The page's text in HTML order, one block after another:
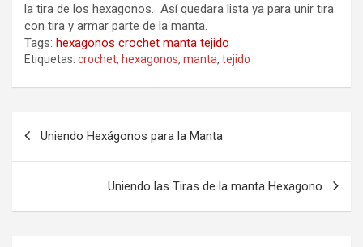
la tira de los hexagonos. Así quedara lista ya para unir tira
con tira y armar parte de la manta.
Tags: hexagonos crochet manta tejido
Etiquetas: crochet, hexagonos, manta, tejido
Uniendo Hexágonos para la Manta
Uniendo las Tiras de la manta Hexagono